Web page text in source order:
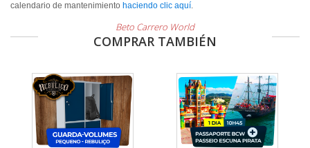
calendario de mantenimiento haciendo clic aquí.
Beto Carrero World
COMPRAR TAMBIÉN